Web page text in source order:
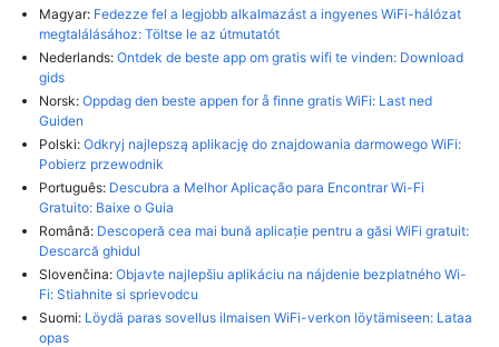
Magyar: Fedezze fel a legjobb alkalmazást a ingyenes WiFi-hálózat
megtalálásához: Töltse le az útmutatót
Nederlands: Ontdek de beste app om gratis wifi te vinden: Download
gids
Norsk: Oppdag den beste appen for å finne gratis WiFi: Last ned
Guiden
Polski: Odkryj najlepszą aplikację do znajdowania darmowego WiFi:
Pobierz przewodnik
Português: Descubra a Melhor Aplicação para Encontrar Wi-Fi
Gratuito: Baixe o Guia
Română: Descoperă cea mai bună aplicație pentru a găsi WiFi gratuit:
Descarcă ghidul
Slovenčina: Objavte najlepšiu aplikáciu na nájdenie bezplatného Wi-
Fi: Stiahnite si sprievodcu
Suomi: Löydä paras sovellus ilmaisen WiFi-verkon löytämiseen: Lataa
opas